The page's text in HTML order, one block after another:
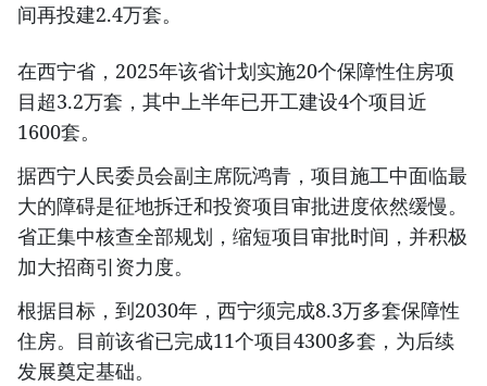
间再投建2.4万套。
在西宁省，2025年该省计划实施20个保障性住房项
目超3.2万套，其中上半年已开工建设4个项目近
1600套。
据西宁人民委员会副主席阮鸿青，项目施工中面临最
大的障碍是征地拆迁和投资项目审批进度依然缓慢。
省正集中核查全部规划，缩短项目审批时间，并积极
加大招商引资力度。
根据目标，到2030年，西宁须完成8.3万多套保障性
住房。目前该省已完成11个项目4300多套，为后续
发展奠定基础。